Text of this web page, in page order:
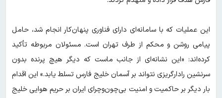
این عملیات که با سامانه‌ای دارای فناوری پنهان‌کار انجام شد، حامل
پیامی روشن و محکم از طرف تهران است. مسئولان مربوطه تأکید
کرده‌اند: «این نشانه‌ای از جانب ماست که دیگر هیچ پرنده بدون
سرنشین رادارگریزی نتواند بر آسمان خلیج فارس تسلط یابد.» این اقدام
بار دیگر بر حاکمیت و امنیت بی‌چون‌وچرای ایران بر حریم هوایی خلیج